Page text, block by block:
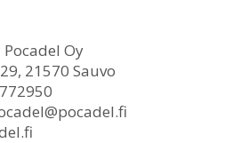
Pocadel Oy
21570 Sauvo